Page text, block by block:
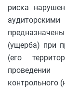
риска
(ущерба) при
(его
контрольного